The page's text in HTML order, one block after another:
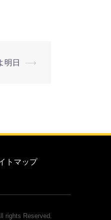
明日 ⟶
トマップ
rights Reserved.